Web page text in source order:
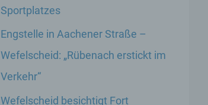
Sportplatzes
Engstelle in Aachener Straße –
Wefelscheid: „Rübenach erstickt im
Verkehr“
Wefelscheid besichtigt Fort